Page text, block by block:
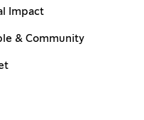
Impact
& Community